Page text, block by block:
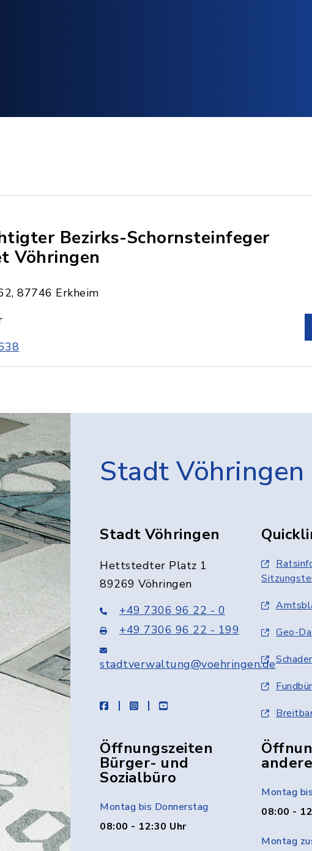
Bezirks-Schornsteinfeger
Vöhringen
87746 Erkheim
Stadt Vöhringen
Stadt Vöhringen
Hettstedter Platz 1
89269 Vöhringen
+49 7306 96 22 - 0
+49 7306 96 22 - 199
stadtverwaltung@voehringen.de
facebookinstagramyoutube
Geo-
Öffnungszeiten
Bürger- und
Sozialbüro
Montag bis Donnerstag
08:00 - 12:30 Uhr
Montag
08:00 -
Montag